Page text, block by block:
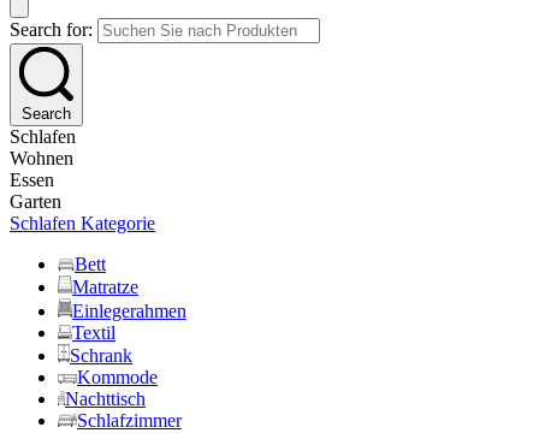
Search for:
Search
Schlafen
Wohnen
Essen
Garten
Schlafen Kategorie
Bett
Matratze
Einlegerahmen
Textil
Schrank
Kommode
Nachttisch
Schlafzimmer